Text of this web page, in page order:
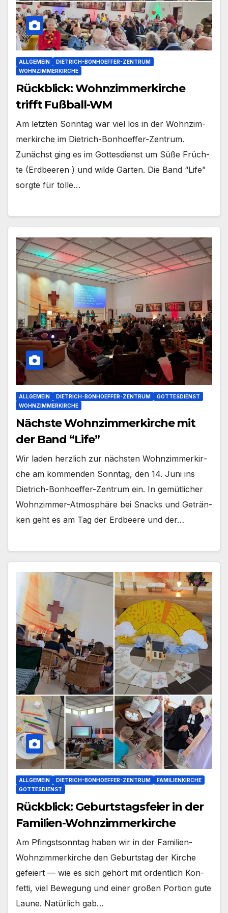
ALLGEMEIN
DIETRICH-BONHOEFFER-ZENTRUM
WOHNZIMMERKIRCHE
Rückblick: Wohnzimmerkirche
trifft Fußball-WM
Am letz­ten Sonn­tag war viel los in der Wohn­zim­
mer­kir­che im Dietrich-Bonhoeffer-Zentrum.
Zunächst ging es im Got­tes­dienst um Süße Früch­
te (Erd­bee­ren ) und wil­de Gär­ten. Die Band “Life”
sorg­te für tol­le…
ALLGEMEIN DIETRICH-BONHOEFFER-ZENTRUM
GOTTESDIENST
WOHNZIMMERKIRCHE
Nächste Wohnzimmerkirche mit
der Band “Life”
Wir laden herz­lich zur nächs­ten Wohn­zim­mer­kir­
che am kom­men­den Sonn­tag, den 14. Juni ins
Dietrich-Bonhoeffer-Zentrum ein. In gemüt­li­cher
Wohnzimmer-Atmosphäre bei Snacks und Geträn­
ken geht es am Tag der Erd­bee­re und der…
ALLGEMEIN DIETRICH-BONHOEFFER-ZENTRUM
FAMILIENKIRCHE
GOTTESDIENST
Rückblick: Geburtstagsfeier in der
Familien-Wohnzimmerkirche
Am Pfingst­sonn­tag haben wir in der Familien-
Wohnzimmerkirche den Geburts­tag der Kir­che
gefei­ert — wie es sich gehört mit ordent­lich Kon­
fet­ti, viel Bewe­gung und einer gro­ßen Por­ti­on gute
Lau­ne. Natür­lich gab…